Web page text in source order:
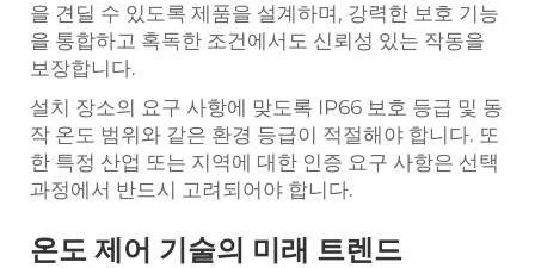
을 견딜 수 있도록 제품을 설계하며, 강력한 보호 기능
을 통합하고 혹독한 조건에서도 신뢰성 있는 작동을
보장합니다.
설치 장소의 요구 사항에 맞도록 IP66 보호 등급 및 동
작 온도 범위와 같은 환경 등급이 적절해야 합니다. 또
한 특정 산업 또는 지역에 대한 인증 요구 사항은 선택
과정에서 반드시 고려되어야 합니다.
온도 제어 기술의 미래 트렌드